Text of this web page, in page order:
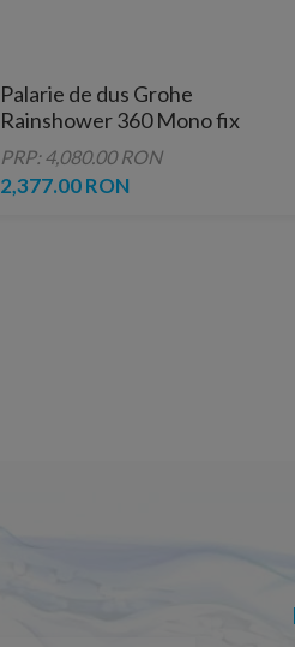
Palarie de dus Grohe
Rainshower 360 Mono fix
450 mm, 1 pulverizare
PRP: 4,080.00 RON
2,377.00 RON